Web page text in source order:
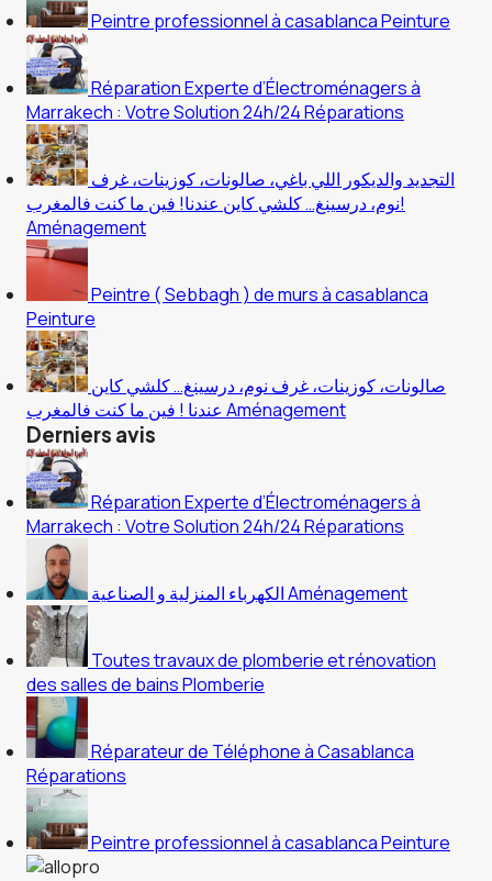
Peintre professionnel à casablancaPeinture
Réparation Experte d’Électroménagers à
Marrakech : Votre Solution 24h/24Réparations
التجديد والديكور اللي باغي، صالونات، كوزينات، غرف
نوم، درسينغ… كلشي كاين عندنا! فين ما كنت فالمغرب!
Aménagement
Peintre ( Sebbagh ) de murs à casablanca
Peinture
صالونات، كوزينات، غرف نوم، درسينغ… كلشي كاين
عندنا ! فين ما كنت فالمغرب Aménagement
Derniers avis
Réparation Experte d’Électroménagers à
Marrakech : Votre Solution 24h/24Réparations
الكهرباء المنزلية و الصناعيةAménagement
Toutes travaux de plomberie et rénovation
des salles de bainsPlomberie
Réparateur de Téléphone à Casablanca
Réparations
Peintre professionnel à casablancaPeinture